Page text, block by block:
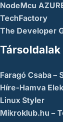
NodeMcu
TechFactory
The Developer
Társoldalak
Faragó Csaba –
Híre-Hamva
Linux Styler
Mikroklub.hu –